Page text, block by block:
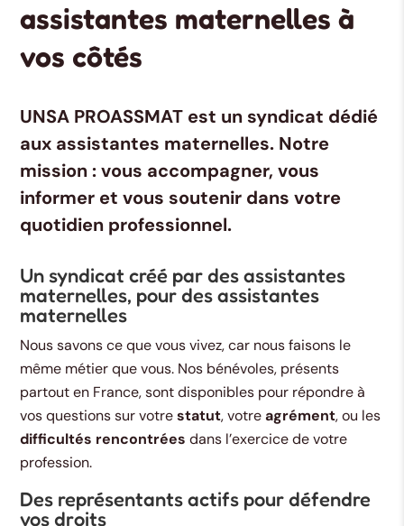
assistantes maternelles à
vos côtés
UNSA PROASSMAT est un syndicat dédié
aux assistantes maternelles. Notre
mission : vous accompagner, vous
informer et vous soutenir dans votre
quotidien professionnel.
Un syndicat créé par des assistantes
maternelles, pour des assistantes
maternelles
Nous savons ce que vous vivez, car nous faisons le
même métier que vous. Nos bénévoles, présents
partout en France, sont disponibles pour répondre à
vos questions sur votrestatut, votreagrément, ou les
difficultés rencontrées dans l’exercice de votre
profession.
Des représentants actifs pour défendre
vos droits